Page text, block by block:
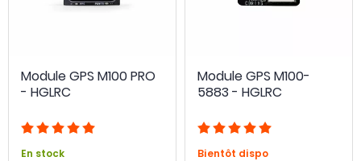
Module GPS M100 PRO
- HGLRC
En stock
Module GPS M100-
5883 - HGLRC
Bientôt dispo